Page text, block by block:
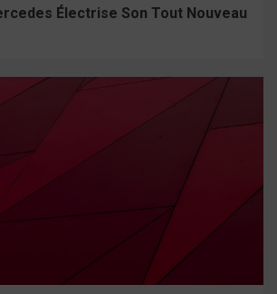
Électrise Son Tout Nouveau